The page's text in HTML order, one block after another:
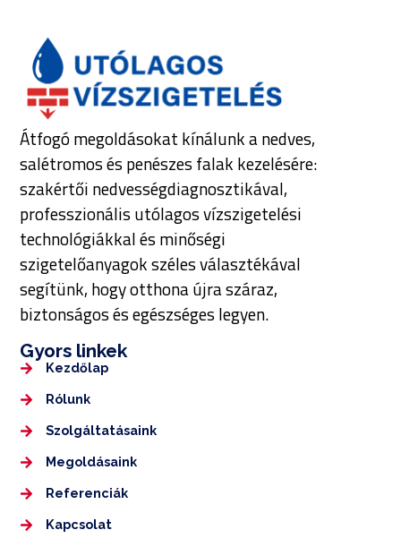
Átfogó megoldásokat kínálunk a nedves,
salétromos és penészes falak kezelésére:
szakértői nedvességdiagnosztikával,
professzionális utólagos vízszigetelési
technológiákkal és minőségi
szigetelőanyagok széles választékával
segítünk, hogy otthona újra száraz,
biztonságos és egészséges legyen.
Gyors linkek
Kezdőlap
Rólunk
Szolgáltatásaink
Megoldásaink
Referenciák
Kapcsolat